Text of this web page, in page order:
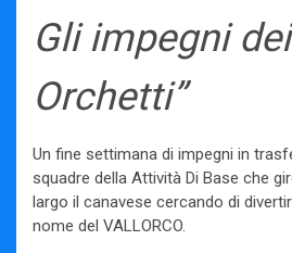
Gli impegni
Orchetti”
Un fine settimana di impegni in
squadre della Attività Di Base che
largo il canavese cercando di
nome del VALLORCO.